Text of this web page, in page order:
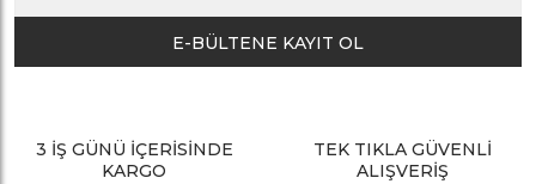
E-BÜLTENE KAYIT OL
3 İŞ GÜNÜ İÇERİSİNDE
KARGO
TEK TIKLA GÜVENLİ
ALIŞVERİŞ